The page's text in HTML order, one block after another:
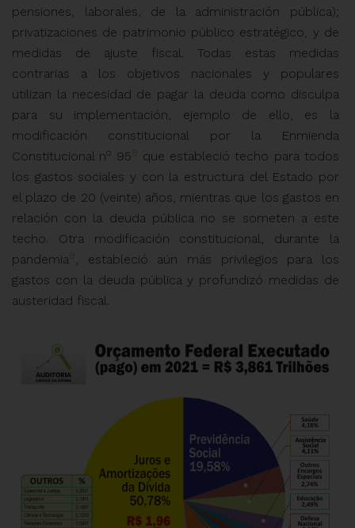
pensiones, laborales, de la administración pública);
privatizaciones de patrimonio público estratégico, y de
medidas de ajuste fiscal. Todas estas medidas
contrarias a los objetivos nacionales y populares
utilizan la necesidad de pagar la deuda como disculpa
para su implementación, ejemplo de ello, es la
modificación constitucional por la Enmienda
Constitucional no 958 que estableció techo para todos
los gastos sociales y con la estructura del Estado por
el plazo de 20 (veinte) años, mientras que los gastos en
relación con la deuda pública no se someten a este
techo. Otra modificación constitucional, durante la
pandemia9 , estableció aún más privilegios para los
gastos con la deuda pública y profundizó medidas de
austeridad fiscal.